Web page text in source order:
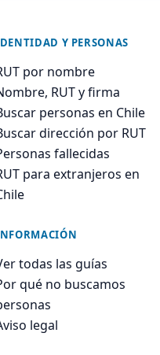
Y PERSONAS
por nombre
RUT y firma
personas en Chile
dirección por RUT
fallecidas
para extranjeros en
todas las guías
qué no buscamos
legal